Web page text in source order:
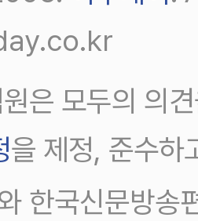
은 모두의 의
을 제정, 준수하
한국신문방송